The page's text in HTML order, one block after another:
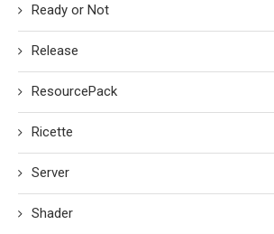
Ready or Not
Release
ResourcePack
Ricette
Server
Shader